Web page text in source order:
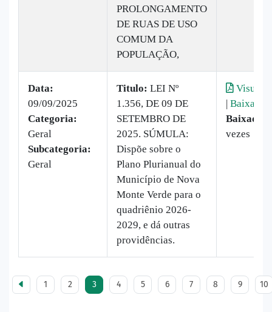
PROLONGAMENTO
DE RUAS DE USO
COMUM DA
POPULAÇÃO,
Data:
09/09/2025
Categoria:
Geral
Subcategoria:
Geral
Titulo: LEI Nº
1.356, DE 09 DE
SETEMBRO DE
2025. SÚMULA:
Dispõe sobre o
Plano Plurianual do
Município de Nova
Monte Verde para o
quadriênio 2026-
2029, e dá outras
providências.
| Baixar
Baixado:
vezes
1 2 3 4 5 6 7 8 9 10